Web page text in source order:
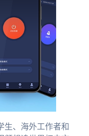
生、海外工作者和